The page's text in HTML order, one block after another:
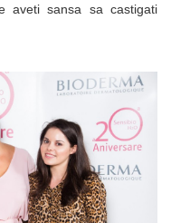
aveti sansa sa castigati